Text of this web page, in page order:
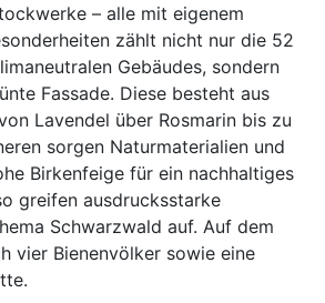
– alle mit eigenem
zählt nicht nur die 52
Gebäudes, sondern
Fassade. Diese besteht aus
Lavendel über Rosmarin bis zu
sorgen Naturmaterialien und
Birkenfeige für ein nachhaltiges
greifen ausdrucksstarke
Schwarzwald auf. Auf dem
vier Bienenvölker sowie eine